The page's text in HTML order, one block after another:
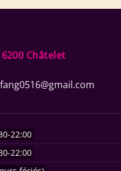
Châtelet
22:00
22:00